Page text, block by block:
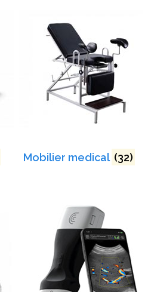
Mobilier medical (32)